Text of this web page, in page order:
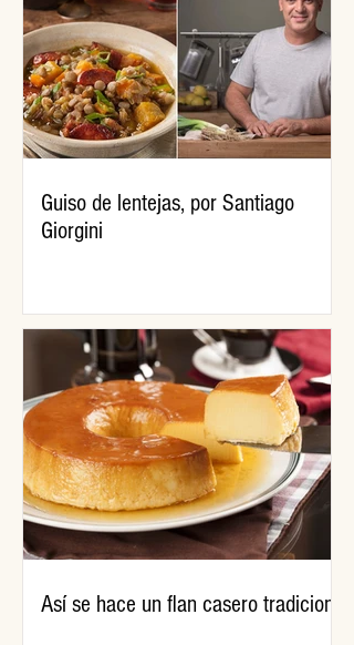
Guiso de lentejas, por Santiago
Giorgini
Así se hace un flan casero tradicional